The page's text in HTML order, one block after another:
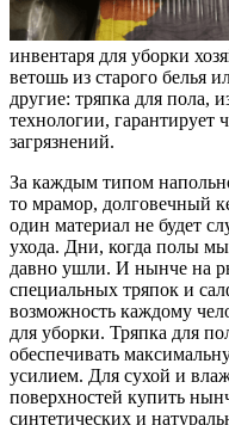
инвентаря для уборки
ветошь из старого белья
другие: тряпка для пола,
технологии, гарантирует
загрязнений.
За каждым типом
то мрамор, долговечный
один материал не будет
ухода. Дни, когда полы
давно ушли. И нынче на
специальных тряпок и
возможность каждому
для уборки. Тряпка для
обеспечивать
усилием. Для сухой и
поверхностей купить
синтетических и